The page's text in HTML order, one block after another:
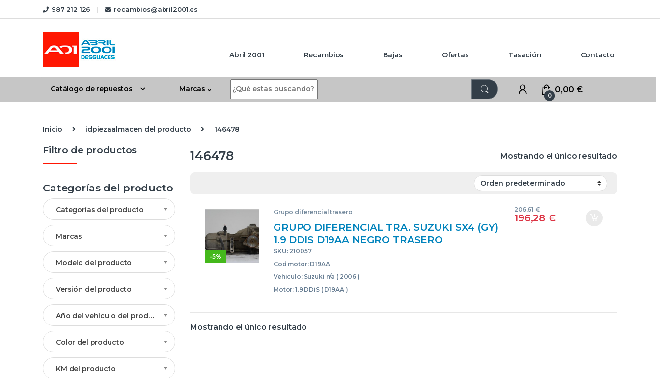
Skip to navigation
Skip to content987 212 126 recambios@abril2001.es
Abril 2001 Recambios Bajas Ofertas Tasación Contacto
Catálogo de repuestos
0
0,00€
Marcas
Inicio idpiezaalmacen del producto 146478
146478 Mostrando el único resultado
-5%
Grupo diferencial trasero
GRUPO DIFERENCIAL TRA. SUZUKI SX4 (GY)
1.9 DDIS D19AA NEGRO TRASERO
TRASEROS
SKU: 210057
Cod motor: D19AA
Vehiculo: Suzuki n/a ( 2006 )
Motor: 1.9 DDiS ( D19AA )
196,28 €
206,61€
Mostrando el único resultado
Filtro de productos
Categorías del producto
Categorías del producto
Marcas
Modelo del producto
Versión del producto
Año del vehículo del producto
Color del producto
KM del producto